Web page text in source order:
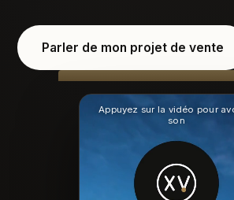
Parler de mon projet de vente
Appuyez sur la vidéo pour
son